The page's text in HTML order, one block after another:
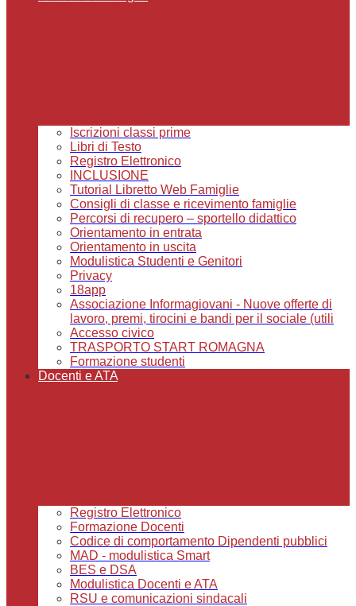
Iscrizioni classi prime
Libri di Testo
Registro Elettronico
INCLUSIONE
Tutorial Libretto Web Famiglie
Consigli di classe e ricevimento famiglie
Percorsi di recupero – sportello didattico
Orientamento in entrata
Orientamento in uscita
Modulistica Studenti e Genitori
Privacy
18app
Associazione Informagiovani - Nuove offerte di
lavoro, premi, tirocini e bandi per il sociale (utili
Accesso civico
TRASPORTO START ROMAGNA
Formazione studenti
Docenti e ATA
Registro Elettronico
Formazione Docenti
Codice di comportamento Dipendenti pubblici
MAD - modulistica Smart
BES e DSA
Modulistica Docenti e ATA
RSU e comunicazioni sindacali